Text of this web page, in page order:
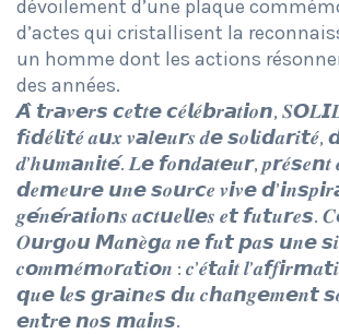
dévoilement d’une plaque
d’actes qui cristallisent la
un homme dont les actions
des années.
𝘼̀ 𝙩𝒓𝙖𝒗𝙚𝒓𝙨 𝙘𝒆𝙩𝒕𝙚 𝙘𝒆́𝙡𝒆́𝙗𝒓𝙖𝒕𝙞𝒐𝙣,
𝙛𝒊𝙙𝒆́𝙡𝒊𝙩𝒆́ 𝒂𝙪𝒙 𝒗𝙖𝒍𝙚𝒖𝙧𝒔 𝒅𝙚 𝙨𝒐𝙡𝒊𝙙𝒂𝙧𝒊𝙩𝒆́,
𝒅’𝒉𝙪𝒎𝙖𝒏𝙞𝒕𝙚́. 𝑳𝙚 𝙛𝒐𝙣𝒅𝙖𝒕𝙚𝒖𝙧,
𝙙𝒆𝙢𝒆𝙪𝒓𝙚 𝙪𝒏𝙚 𝙨𝒐𝙪𝒓𝙘𝒆 𝒗𝙞𝒗𝙚
𝒈𝙚́𝒏𝙚́𝒓𝙖𝒕𝙞𝒐𝙣𝒔 𝒂𝙘𝒕𝙪𝒆𝙡𝒍𝙚𝒔 𝒆𝙩 𝙛𝒖𝙩𝒖𝙧𝒆𝙨.
𝑶𝙪𝒓𝙜𝒐𝙪 𝙈𝒂𝙣𝒆̀𝙜𝒂 𝒏𝙚 𝙛𝒖𝙩 𝙥𝒂𝙨 𝙪𝒏𝙚
𝒄𝙤𝒎𝙢𝒆́𝙢𝒐𝙧𝒂𝙩𝒊𝙤𝒏 : 𝒄’𝒆́𝙩𝒂𝙞𝒕
𝙦𝒖𝙚 𝙡𝒆𝙨 𝙜𝒓𝙖𝒊𝙣𝒆𝙨 𝙙𝒖 𝒄𝙝𝒂𝙣𝒈𝙚𝒎𝙚𝒏𝙩
𝙚𝒏𝙩𝒓𝙚 𝙣𝒐𝙨 𝙢𝒂𝙞𝒏𝙨.